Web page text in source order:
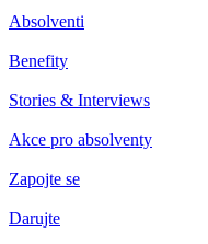
Absolventi
Benefity
Stories & Interviews
Akce pro absolventy
Zapojte se
Darujte